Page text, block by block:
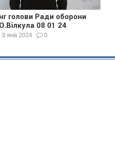
голови Ради оборони
08 01 24
8 янв 2024 0